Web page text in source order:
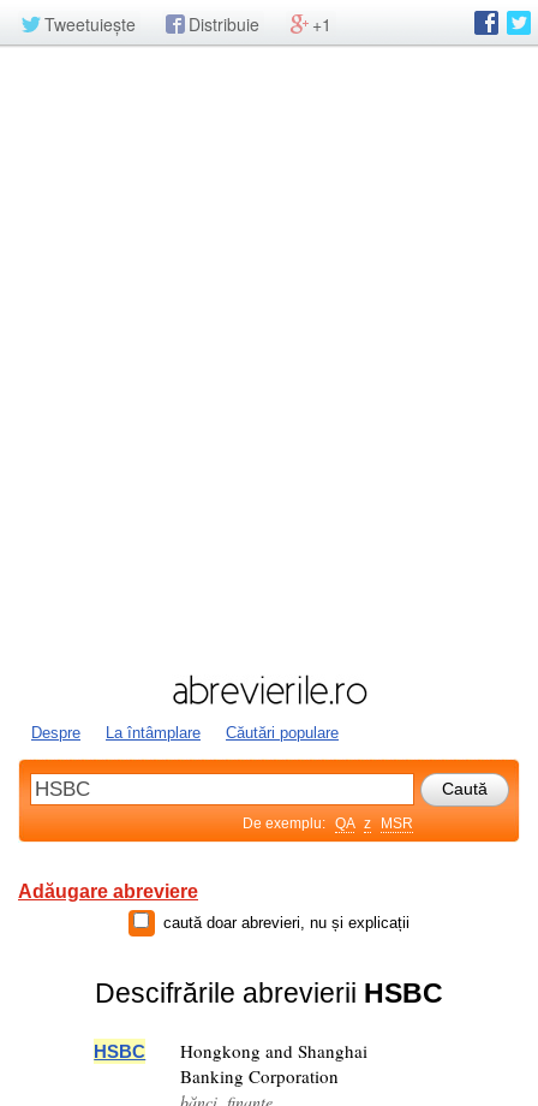
Tweetuiește Distribuie +1
Despre La întâmplare Căutări populare
De exemplu: QA z MSR
Adăugare abreviere
caută doar abrevieri, nu și explicații
Descifrările abrevierii HSBC
HSBC
Hongkong and Shanghai
Banking Corporation